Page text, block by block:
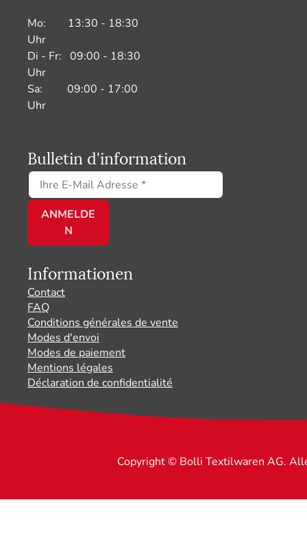
Mo: 13:30 - 18:30
Uhr
Di - Fr: 09:00 - 18:30
Uhr
Sa: 09:00 - 17:00
Uhr
Bulletin d'information
Informationen
Contact
FAQ
Conditions générales de vente
Modes d'envoi
Modes de paiement
Mentions légales
Déclaration de confidentialité
Copyright © Bolli Textilwaren AG.